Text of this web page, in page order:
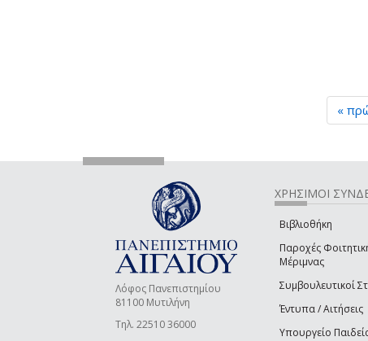
«
Λόφος Πανεπιστημίου
81100 Μυτιλήνη
Τηλ. 22510 36000
ΧΡΗΣΙΜΟΙ
Βιβλιοθήκη
Παροχές
Μέριμνας
Συμβουλευτικοί
Έντυπα / Αιτήσεις
Υπουργείο